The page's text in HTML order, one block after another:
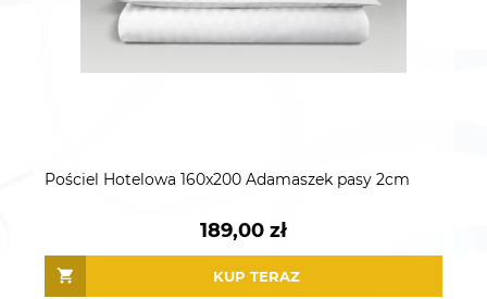
Pościel Hotelowa 160x200 Adamaszek pasy 2cm
189,00 zł
KUP TERAZ